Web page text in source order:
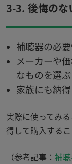
3-3. 後悔のな
補聴器の必
メーカーや
なものを選
家族にも納
実際に使ってみ
得して購入するこ
（参考記事： 補